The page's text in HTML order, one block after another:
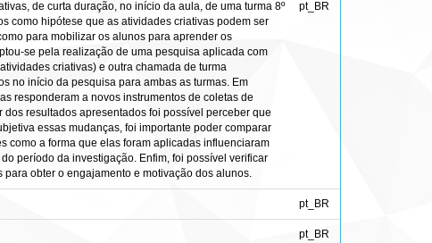
de curta duração, no início da aula, de uma turma 8º
como hipótese que as atividades criativas podem ser
para mobilizar os alunos para aprender os
se pela realização de uma pesquisa aplicada com
criativas) e outra chamada de turma
no início da pesquisa para ambas as turmas. Em
responderam a novos instrumentos de coletas de
resultados apresentados foi possível perceber que
essas mudanças, foi importante poder comparar
como a forma que elas foram aplicadas influenciaram
período da investigação. Enfim, foi possível verificar
obter o engajamento e motivação dos alunos.
pt_BR
pt_BR
pt_BR